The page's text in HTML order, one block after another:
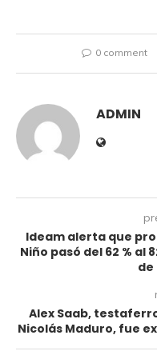
0 comment
ADMIN
Ideam alerta que
Niño pasó del 62 % al
de
Alex Saab,
Nicolás Maduro, fue